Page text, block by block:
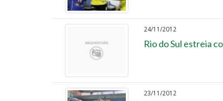
24/11/2012
Rio do Sul estreia
23/11/2012